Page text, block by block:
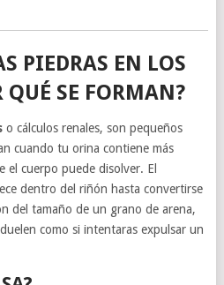
PIEDRAS EN LOS
QUÉ SE FORMAN?
o cálculos renales, son pequeños
cuando tu orina contiene más
el cuerpo puede disolver. El
dentro del riñón hasta convertirse
del tamaño de un grano de arena,
como si intentaras expulsar un